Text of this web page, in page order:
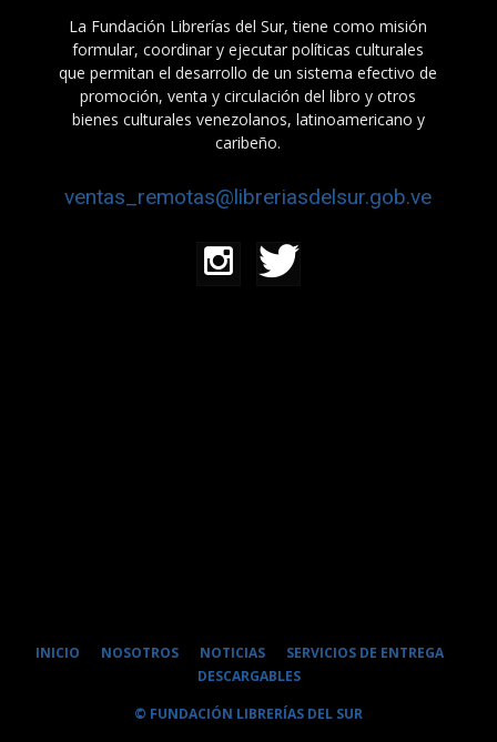
La Fundación Librerías del Sur, tiene como misión
formular, coordinar y ejecutar políticas culturales
que permitan el desarrollo de un sistema efectivo de
promoción, venta y circulación del libro y otros
bienes culturales venezolanos, latinoamericano y
caribeño.
ventas_remotas@libreriasdelsur.gob.ve
INICIO NOSOTROS NOTICIAS
SERVICIOS DE ENTREGA
DESCARGABLES
© FUNDACIÓN LIBRERÍAS DEL SUR